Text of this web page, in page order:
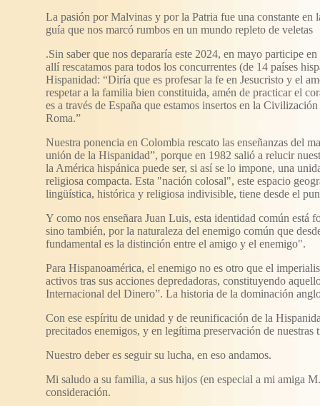
La pasión por Malvinas y por la Patria fue una constante en
guía que nos marcó rumbos en un mundo repleto de veletas
.Sin saber que nos depararía este 2024, en mayo participe
allí rescatamos para todos los concurrentes (de 14 países
Hispanidad: “Diría que es profesar la fe en Jesucristo y el
respetar a la familia bien constituida, amén de practicar el
es a través de España que estamos insertos en la
Roma.”
Nuestra ponencia en Colombia rescato las enseñanzas del
unión de la Hispanidad”, porque en 1982 salió a relucir
la América hispánica puede ser, si así se lo impone, una
religiosa compacta. Esta "nación colosal", este espacio
lingüística, histórica y religiosa indivisible, tiene desde el
Y como nos enseñara Juan Luis, esta identidad común está
sino también, por la naturaleza del enemigo común que
fundamental es la distinción entre el amigo y el enemigo".
Para Hispanoamérica, el enemigo no es otro que el
activos tras sus acciones depredadoras, constituyendo
Internacional del Dinero”. La historia de la dominación
Con ese espíritu de unidad y de reunificación de la
precitados enemigos, y en legítima preservación de
Nuestro deber es seguir su lucha, en eso andamos.
Mi saludo a su familia, a sus hijos (en especial a mi amiga
consideración.